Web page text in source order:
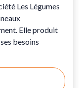
Les Légumes
Elle produit
besoins